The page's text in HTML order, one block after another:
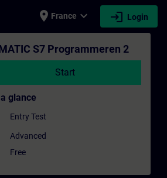
place France expand_more login Login
| SITRAIN
S7 Programmeren 2
Start
glance
Entry Test
Advanced
Free